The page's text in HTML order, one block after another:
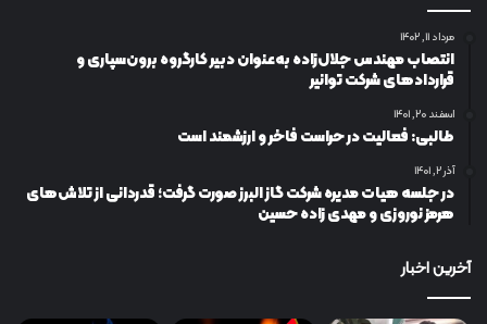
مرداد ۱۱, ۱۴۰۲
انتصاب مهندس جلال‌زاده به‌عنوان دبیر كارگروه برون‌سپاری و
قراردادهای شركت توانیر
اسفند ۲۰, ۱۴۰۱
طالبی: فعالیت در حراست فاخر و ارزشمند است
آذر ۲, ۱۴۰۱
در جلسه هیات مدیره شرکت گاز البرز صورت گرفت؛ قدردانی از تلاش‌های
هرمز نوروزی و مهدی زاده حسین
آخرین اخبار